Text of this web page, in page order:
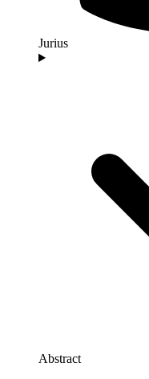
Jurius
Abstract